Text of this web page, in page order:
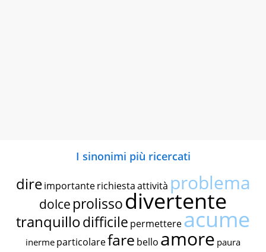
I sinonimi più ricercati
dire importante richiestaattività problema
dolce prolissodivertente
tranquillodifficile permettereacume
inerme particolarefare bello amore paura